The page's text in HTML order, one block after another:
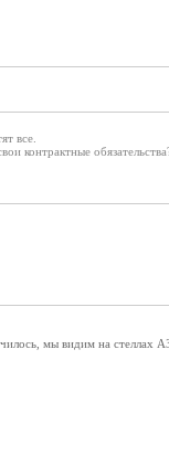
все.
контрактные
мы видим на стеллах